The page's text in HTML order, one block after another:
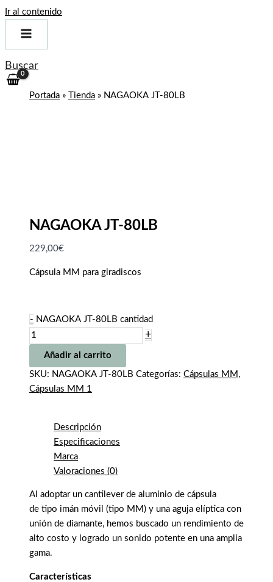
Ir al contenido
Buscar
Portada » Tienda » NAGAOKA JT-80LB
NAGAOKA JT-80LB
229,00€
Cápsula MM para giradiscos
- NAGAOKA JT-80LB cantidad
+
Añadir al carrito
SKU: NAGAOKA JT-80LB Categorías: Cápsulas MM ,
Cápsulas MM 1
Descripción
Especificaciones
Marca
Valoraciones (0)
Al adoptar un cantilever de aluminio de cápsula
de tipo imán móvil (tipo MM) y una aguja elíptica con
unión de diamante, hemos buscado un rendimiento de
alto costo y logrado un sonido potente en una amplia
gama.
Características